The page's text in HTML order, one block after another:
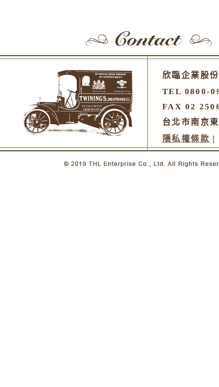
欣臨企業股
TEL 0800-
FAX 02
台北市南京
隱私權條款 |